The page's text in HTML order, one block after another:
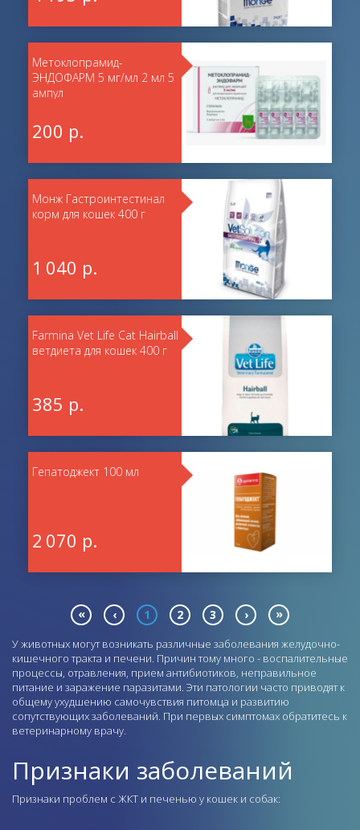
Метоклопрамид-
ЭНДОФАРМ 5 мг/мл 2 мл 5
ампул
200 р.
Монж Гастроинтестинал
корм для кошек 400 г
1 040 р.
Farmina Vet Life Cat Hairball
ветдиета для кошек 400 г
385 р.
Гепатоджект 100 мл
2 070 р.
« ‹ 1 2 3 › »
У животных могут возникать различные заболевания желудочно-
кишечного тракта и печени. Причин тому много - воспалительные
процессы, отравления, прием антибиотиков, неправильное
питание и заражение паразитами. Эти патологии часто приводят к
общему ухудшению самочувствия питомца и развитию
сопутствующих заболеваний. При первых симптомах обратитесь к
ветеринарному врачу.
Признаки заболеваний
Признаки проблем с ЖКТ и печенью у кошек и собак: